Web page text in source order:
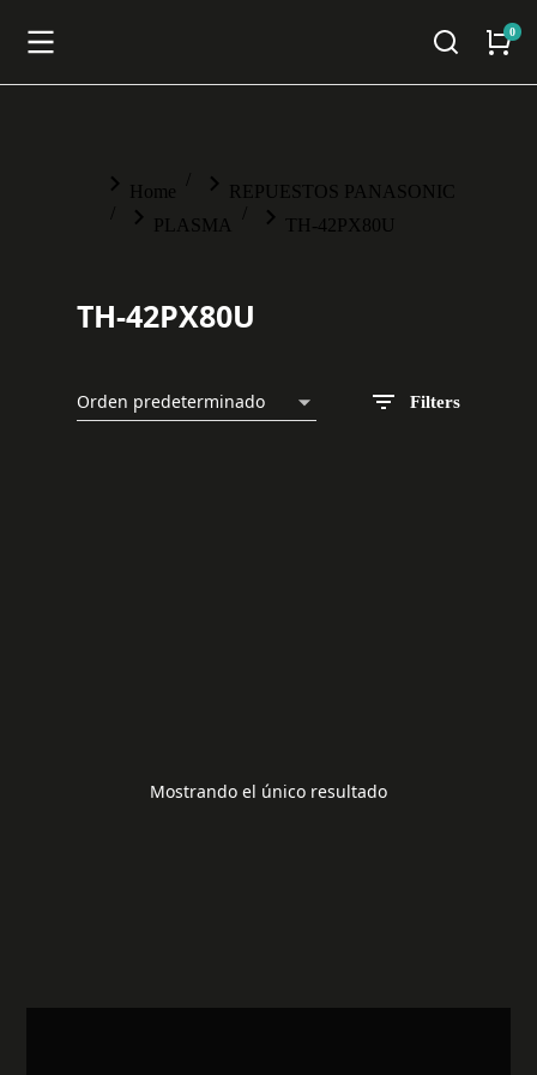
You are here:
Home
REPUESTOS PANASONIC
PLASMA
TH-42PX80U
TH-42PX80U
Filters
Mostrando el único resultado